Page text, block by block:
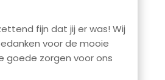
fijn dat jij er was! Wij
voor de mooie
goede zorgen voor ons